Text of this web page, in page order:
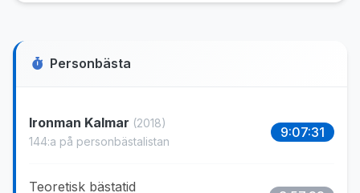
Personbästa
Ironman Kalmar (2018)
144:a på personbästalistan
9:07:31
Teoretisk bästatid